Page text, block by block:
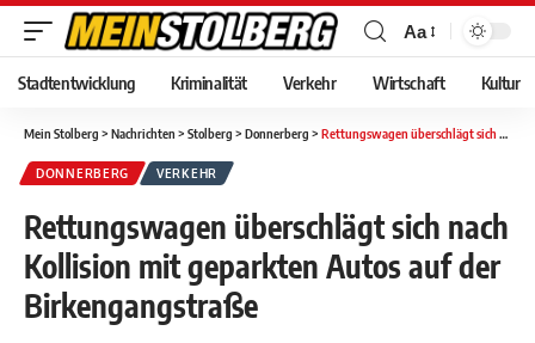
Aa
Stadtentwicklung Kriminalität Verkehr Wirtschaft Kultur
Mein Stolberg > Nachrichten > Stolberg > Donnerberg > Rettungswagen überschlägt sich nach Kollision mit geparkten Autos auf der Birkengangstraße
DONNERBERG VERKEHR
Rettungswagen überschlägt sich nach
Kollision mit geparkten Autos auf der
Birkengangstraße